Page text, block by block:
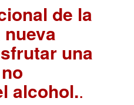
de la
una
alcohol..